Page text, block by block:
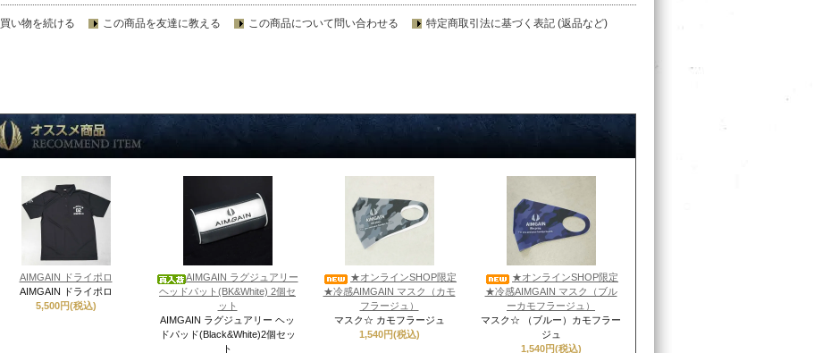
買い物を続ける この商品を友達に教える この商品について問い合わせる 特定商取引法に基づく表記 (返品など)
AIMGAIN ドライポロ
AIMGAIN ドライポロ
5,500円(税込)
AIMGAIN ラグジュアリー
ヘッドパット(BK&White) 2個セ
ット
AIMGAIN ラグジュアリー ヘッ
ドパッド(Black&White)2個セッ
ト
★オンラインSHOP限定
★冷感AIMGAIN マスク（カモ
フラージュ）
マスク☆ カモフラージュ
1,540円(税込)
★オンラインSHOP限定
★冷感AIMGAIN マスク（ブル
ーカモフラージュ）
マスク☆ （ブルー）カモフラー
ジュ
1,540円(税込)